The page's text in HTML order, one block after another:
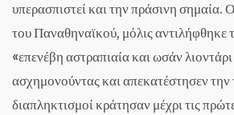
υπερασπιστεί και την πράσινη σημαία.
του Παναθηναϊκού, μόλις αντιλήφθηκε
«επενέβη αστραπιαία και ωσάν
ασχημονούντας και απεκατέστησεν την
διαπληκτισμοί κράτησαν μέχρι τις